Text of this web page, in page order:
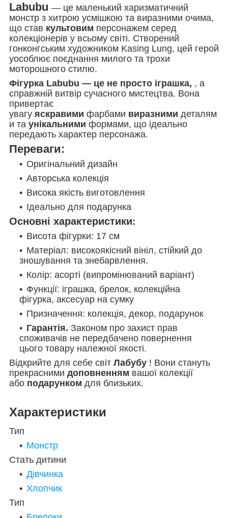
Labubu — це маленький харизматичний
монстр з хитрою усмішкою та виразними очима,
що став культовим персонажем серед
колекціонерів у всьому світі. Створений
гонконгським художником Kasing Lung, цей герой
уособлює поєднання милого та трохи
моторошного стилю.
Фігурка Labubu — це не просто іграшка, , а
справжній витвір сучасного мистецтва. Вона
привертає
увагу яскравими фарбами виразними деталям
и та унікальними формами, що ідеально
передають характер персонажа.
Переваги:
Оригінальний дизайн
Авторська колекція
Висока якість виготовлення
Ідеально для подарунка
Основні характеристики:
Висота фігурки: 17 см
Матеріал: високоякісний вініл, стійкий до
зношування та знебарвлення.
Колір: асорті (випромінюваний варіант)
Функції: іграшка, брелок, колекційна
фігурка, аксесуар на сумку
Призначення: колекція, декор, подарунок
Гарантія. Законом про захист прав
споживачів не передбачено повернення
цього товару належної якості.
Відкрийте для себе світ Лабубу ! Вони стануть
прекрасними доповненням вашої колекції
або подарунком для близьких.
Характеристики
Тип
Монстр
Стать дитини
Дівчинка
Хлопчик
Тип